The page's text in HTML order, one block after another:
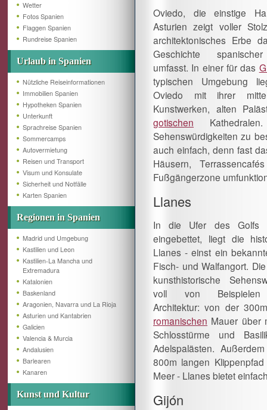
Wetter
Fotos Spanien
Flaggen Spanien
Rundreise Spanien
Urlaub in Spanien
Nützliche Reiseinformationen
Immobilien Spanien
Hypotheken Spanien
Unterkunft
Sprachreise Spanien
Sommercamps
Autovermietung
Reisen und Transport
Visum und Konsulate
Sicherheit und Notfälle
Karten Spanien
Regionen in Spanien
Madrid und Umgebung
Kastilien und Leon
Kastilien-La Mancha und
Extremadura
Katalonien
Baskenland
Aragonien, Navarra und La Rioja
Asturien und Kantabrien
Galicien
Valencia & Murcia
Andalusien
Barlearen
Kanaren
Kunst und Kultur
Oviedo, die einstige
Asturien zeigt voller
architektonisches Erbe
Geschichte
umfasst. In einer für das
typischen Umgebung
Oviedo mit ihrer
Kunstwerken, alten
gotischen
Sehenswürdigkeiten zu
auch einfach, denn fast
Häusern,
Fußgängerzone
Llanes
In die Ufer des Golfs
eingebettet, liegt die
Llanes - einst ein
Fisch- und Walfangort.
kunsthistorische
voll von Beispielen
Architektur: von der
romanischen Mauer über
Schlosstürme und
Adelspalästen.
800m langen
Meer - Llanes bietet
Gijón